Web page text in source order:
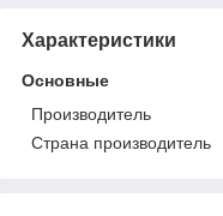
Характеристики
Основные
Производитель
Страна производитель